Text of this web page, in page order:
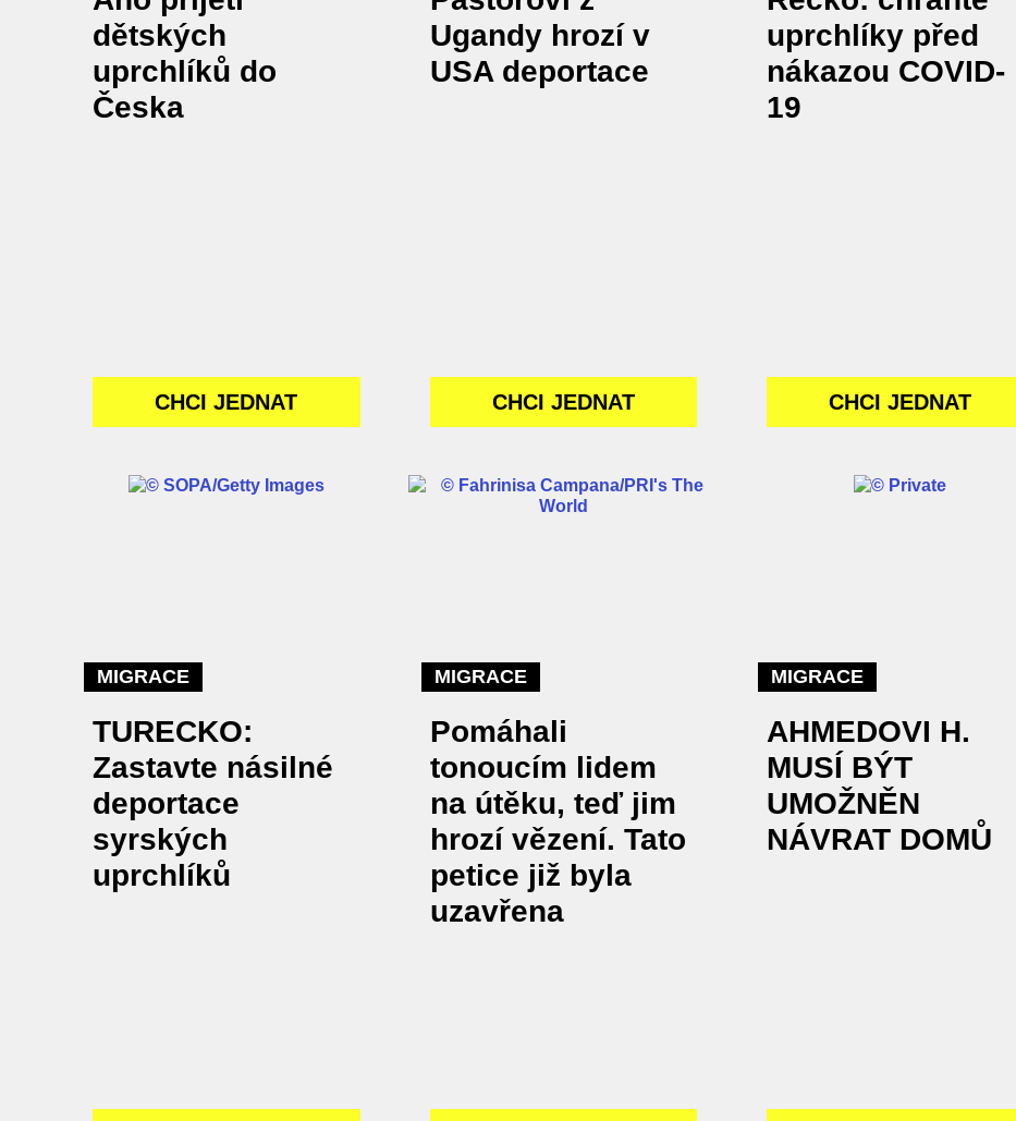
dětských
uprchlíků do
Česka
CHCI JEDNAT
Ugandy hrozí v
USA deportace
CHCI JEDNAT
uprchlíky před
nákazou COVID-
19
CHCI JEDNAT
MIGRACE
TURECKO:
Zastavte násilné
deportace
syrských
uprchlíků
MIGRACE
Pomáhali
tonoucím lidem
na útěku, teď jim
hrozí vězení. Tato
petice již byla
uzavřena
MIGRACE
AHMEDOVI H.
MUSÍ BÝT
UMOŽNĚN
NÁVRAT DOMŮ